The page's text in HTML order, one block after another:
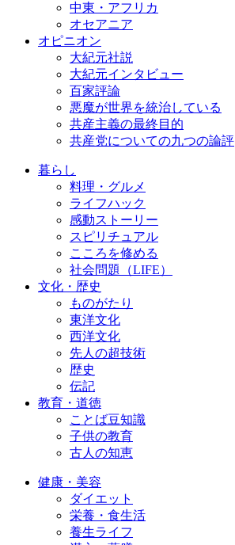
中東・アフリカ
オセアニア
オピニオン
大紀元社説
大紀元インタビュー
百家評論
悪魔が世界を統治している
共産主義の最終目的
共産党についての九つの論評
暮らし
料理・グルメ
ライフハック
感動ストーリー
スピリチュアル
こころを修める
社会問題（LIFE）
文化・歴史
ものがたり
東洋文化
西洋文化
先人の超技術
歴史
伝記
教育・道徳
ことば豆知識
子供の教育
古人の知恵
健康・美容
ダイエット
栄養・食生活
養生ライフ